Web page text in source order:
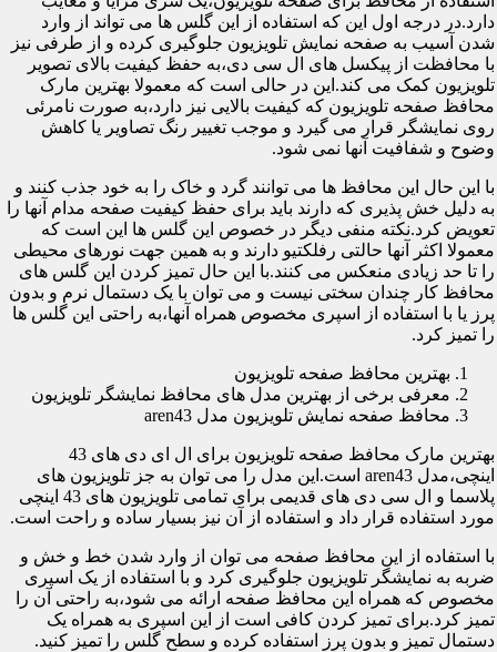
دارد.در درجه اول این که استفاده از این گلس ها می تواند از وارد
شدن آسیب به صفحه نمایش تلویزیون جلوگیری کرده و از طرفی نیز
با محافظت از پیکسل های ال سی دی،به حفظ کیفیت بالای تصویر
تلویزیون کمک می کند.این در حالی است که معمولا بهترین مارک
محافظ صفحه تلویزیون که کیفیت بالایی نیز دارد،به صورت نامرئی
روی نمایشگر قرار می گیرد و موجب تغییر رنگ تصاویر یا کاهش
وضوح و شفافیت آنها نمی شود.
با این حال این محافظ ها می توانند گرد و خاک را به خود جذب کنند و
به دلیل خش پذیری که دارند باید برای حفظ کیفیت صفحه مدام آنها را
تعویض کرد.نکته منفی دیگر در خصوص این گلس ها این است که
معمولا اکثر آنها حالتی رفلکتیو دارند و به همین جهت نورهای محیطی
را تا حد زیادی منعکس می کنند.با این حال تمیز کردن این گلس های
محافظ کار چندان سختی نیست و می توان با یک دستمال نرم و بدون
پرز یا با استفاده از اسپری مخصوص همراه آنها،به راحتی این گلس ها
را تمیز کرد.
بهترین محافظ صفحه تلویزیون
معرفی برخی از بهترین مدل های محافظ نمایشگر تلویزیون
محافظ صفحه نمایش تلویزیون مدل aren43
بهترین مارک محافظ صفحه تلویزیون برای ال ای دی های 43
اینچی،مدل aren43 است.این مدل را می توان به جز تلویزیون های
پلاسما و ال سی دی های قدیمی برای تمامی تلویزیون های 43 اینچی
مورد استفاده قرار داد و استفاده از آن نیز بسیار ساده و راحت است.
با استفاده از این محافظ صفحه می توان از وارد شدن خط و خش و
ضربه به نمایشگر تلویزیون جلوگیری کرد و با استفاده از یک اسپری
مخصوص که همراه این محافظ صفحه ارائه می شود،به راحتی آن را
تمیز کرد.برای تمیز کردن کافی است از این اسپری به همراه یک
دستمال تمیز و بدون پرز استفاده کرده و سطح گلس را تمیز کنید.